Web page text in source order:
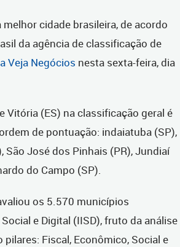
cidade brasileira, de acordo
da agência de classificação de
Veja Negócios nesta sexta-feira, dia
Vitória (ES) na classificação geral é
de pontuação: indaiatuba (SP),
São José dos Pinhais (PR), Jundiaí
do Campo (SP).
os 5.570 municípios
e Digital (IISD), fruto da análise
Fiscal, Econômico, Social e